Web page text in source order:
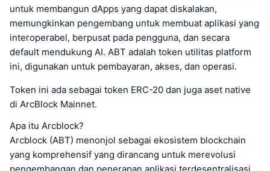
untuk membangun dApps yang dapat diskalakan,
memungkinkan pengembang untuk membuat aplikasi yang
interoperabel, berpusat pada pengguna, dan secara
default mendukung AI. ABT adalah token utilitas platform
ini, digunakan untuk pembayaran, akses, dan operasi.
Token ini ada sebagai token ERC-20 dan juga aset native
di ArcBlock Mainnet.
Apa itu Arcblock?
Arcblock (ABT) menonjol sebagai ekosistem blockchain
yang komprehensif yang dirancang untuk merevolusi